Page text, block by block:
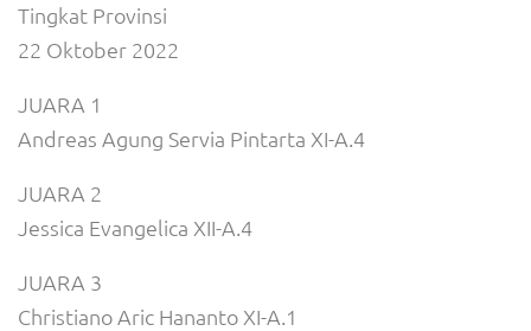
Tingkat Provinsi
22 Oktober 2022
JUARA 1
Andreas Agung Servia Pintarta XI-A.4
JUARA 2
Jessica Evangelica XII-A.4
JUARA 3
Christiano Aric Hananto XI-A.1